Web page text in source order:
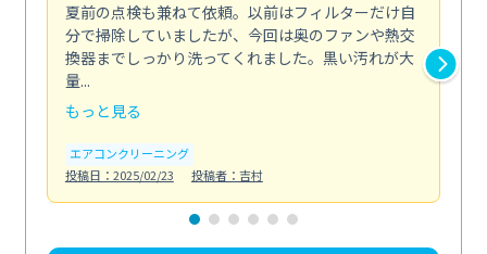
夏前の点検も兼ねて依頼。以前はフィルターだけ自
分で掃除していましたが、今回は奥のファンや熱交
換器までしっかり洗ってくれました。黒い汚れが大
量...
もっと見る
エアコンクリーニング
投稿日：2025/02/23
投稿者：吉村